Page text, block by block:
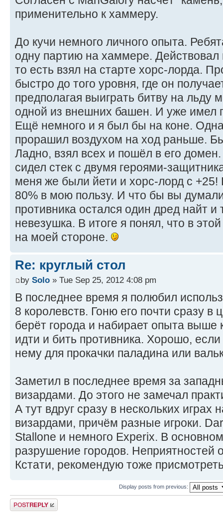
применительно к хаммеру.
До кучи немного личного опыта.
одну партию на хаммере. Действовал
то есть взял на старте хорс-лорда.
быстро до того уровня, где он
предполагая выиграть битву на льду
одной из внешних башен. И уже имел
Ещё немного и я был бы на коне.
прорашил воздухом на ход раньше.
Ладно, взял всех и пошёл в его
сидел стек с двумя героями-
меня же были йети и хорс-лорд с
80% в мою пользу. И что бы вы
противника остался один дред найт
невезушка. В итоге я понял, что в
на моей стороне.
Re: круглый стол
by Solo » Tue Sep 25, 2012 4:08 pm
В последнее время я полюбил
8 королевств. Гоню его почти сразу в
берёт города и набирает опыта
идти и бить противника. Хорошо,
нему для прокачки паладина или
Заметил в последнее время за
визардами. До этого не замечал
А тут вдруг сразу в нескольких играх
визардами, причём разные игроки.
Stallone и немного Experix. В
разрушение городов. Неприятностей
Кстати, рекомендую тоже
Display posts from previous:
Post a reply